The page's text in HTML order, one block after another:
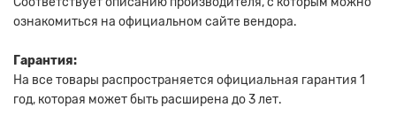
ознакомиться на официальном сайте вендора.
Гарантия:
На все товары распространяется официальная гарантия 1
год, которая может быть расширена до 3 лет.